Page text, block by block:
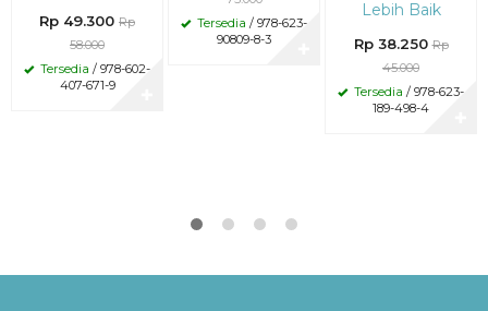
Rp 49.300 Rp
58.000
Tersedia / 978-602-
407-671-9
Tersedia / 978-623-
90809-8-3
Lebih Baik
Rp 38.250 Rp
45.000
Tersedia / 978-623-
189-498-4